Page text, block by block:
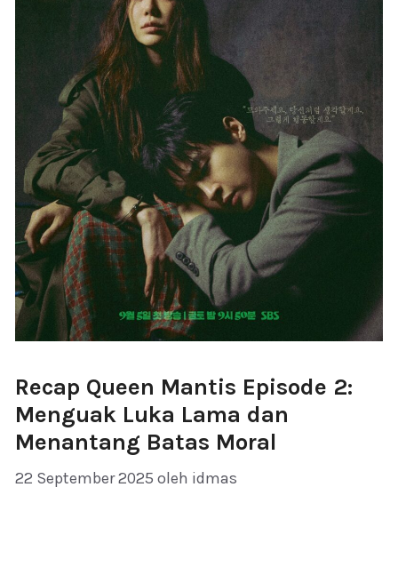
Recap Queen Mantis Episode 2:
Menguak Luka Lama dan
Menantang Batas Moral
22 September 2025 oleh idmas